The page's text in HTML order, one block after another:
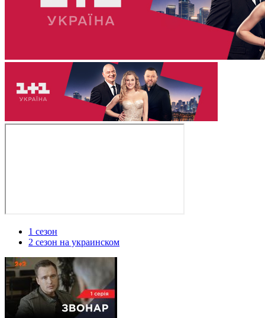
1 сезон
2 сезон на украинском